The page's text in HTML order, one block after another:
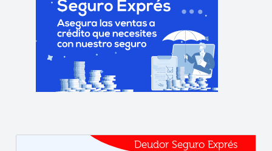
Deudor Seguro Exprés